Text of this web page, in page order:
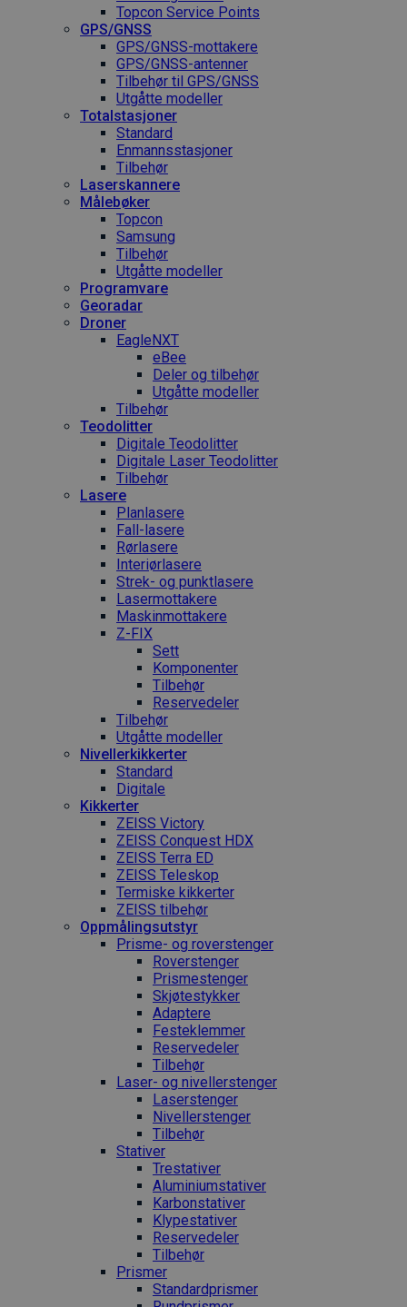
Topcon Service Points
GPS/GNSS
GPS/GNSS-mottakere
GPS/GNSS-antenner
Tilbehør til GPS/GNSS
Utgåtte modeller
Totalstasjoner
Standard
Enmannsstasjoner
Tilbehør
Laserskannere
Målebøker
Topcon
Samsung
Tilbehør
Utgåtte modeller
Programvare
Georadar
Droner
EagleNXT
eBee
Deler og tilbehør
Utgåtte modeller
Tilbehør
Teodolitter
Digitale Teodolitter
Digitale Laser Teodolitter
Tilbehør
Lasere
Planlasere
Fall-lasere
Rørlasere
Interiør­lasere
Strek- og punktlasere
Laser­mottakere
Maskin­mottakere
Z-FIX
Sett
Komponenter
Tilbehør
Reservedeler
Tilbehør
Utgåtte modeller
Nivellerkikkerter
Standard
Digitale
Kikkerter
ZEISS Victory
ZEISS Conquest HDX
ZEISS Terra ED
ZEISS Teleskop
Termiske kikkerter
ZEISS tilbehør
Oppmålings­utstyr
Prisme- og roverstenger
Roverstenger
Prismestenger
Skjøtestykker
Adaptere
Festeklemmer
Reservedeler
Tilbehør
Laser- og nivellerstenger
Laserstenger
Nivellerstenger
Tilbehør
Stativer
Trestativer
Aluminiumstativer
Karbonstativer
Klypestativer
Reservedeler
Tilbehør
Prismer
Standardprismer